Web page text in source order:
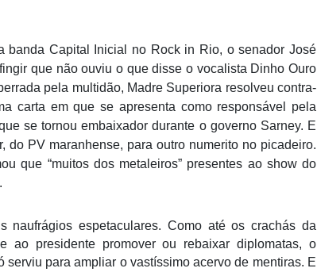
banda Capital Inicial no Rock in Rio, o senador José
que não ouviu o que disse o vocalista Dinho Ouro
pela multidão, Madre Superiora resolveu contra-
carta em que se apresenta como responsável pela
se tornou embaixador durante o governo Sarney. E
do PV maranhense, para outro numerito no picadeiro.
que “muitos dos metaleiros” presentes ao show do
naufrágios espetaculares. Como até os crachás da
ao presidente promover ou rebaixar diplomatas, o
para ampliar o vastíssimo acervo de mentiras. E